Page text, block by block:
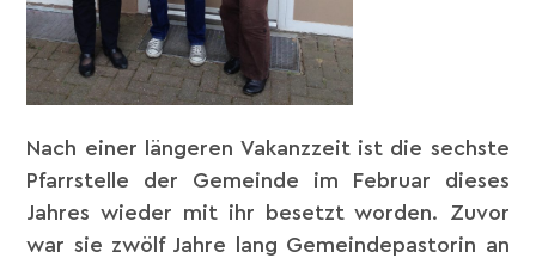
Nach einer längeren Vakanzzeit ist die sechste
Pfarrstelle der Gemeinde im Februar dieses
Jahres wieder mit ihr besetzt worden. Zuvor
war sie zwölf Jahre lang Gemeindepastorin an